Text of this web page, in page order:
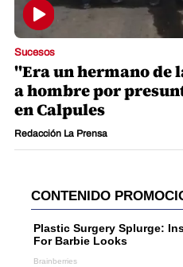
Sucesos
"Era un hermano de
a hombre por
en Calpules
Redacción La Prensa